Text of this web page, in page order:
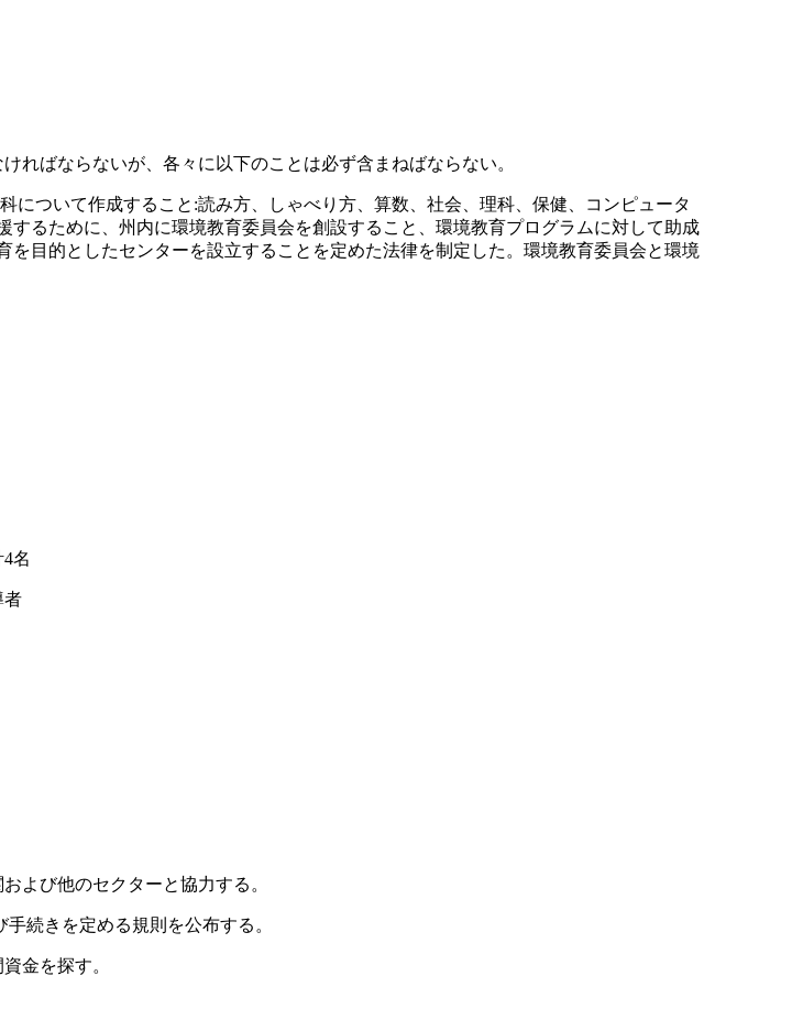
ればならないが、各々に以下のことは必ず含まねばならない。
について作成すること:読み方、しゃべり方、算数、社会、理科、保健、コンピュータ
るために、州内に環境教育委員会を創設すること、環境教育プログラムに対して助成
目的としたセンターを設立することを定めた法律を制定した。環境教育委員会と環境
名
者
よび他のセクターと協力する。
続きを定める規則を公布する。
金を探す。